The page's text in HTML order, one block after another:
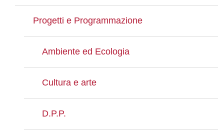
Progetti e Programmazione
Ambiente ed Ecologia
Cultura e arte
D.P.P.